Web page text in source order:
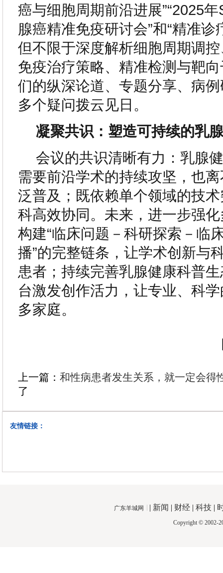
癌与细胞周期前沿进展”“2025年
腺癌精准免疫研讨会”和“精准诊
但不限于深度解析细胞周期调
免疫治疗策略、精准检测与靶
们的纵深论道、专题分享、病
多个疑问拨云见日。
凝聚共识：塑造可持续的乳
会议的共识清晰有力：乳腺
需要前沿学术的持续攻坚，也
泛普及；既依赖单个领域的技
科高效协同。未来，进一步强
构建“临床问题－科研探索－临
播”的完整链条，让学术创新与
患者；持续完善乳腺健康科普
台激发创作活力，让专业、科
多家庭。
上一篇： 和性病患者发生关系，就一定会得
了
友情链接：
广东羊城网 | 新闻 | 财经 | 科技 |
Copyright © 2002-